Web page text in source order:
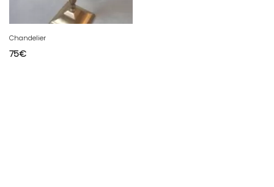
Chandelier
75€